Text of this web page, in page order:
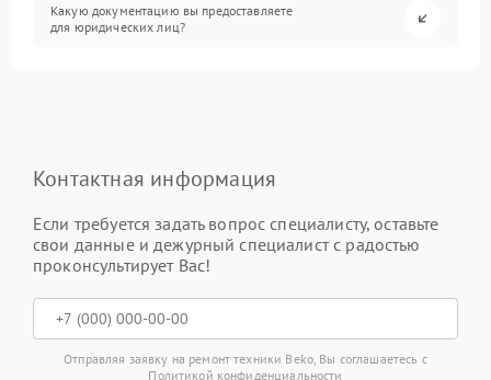
Какую документацию вы предоставляете
для юридических лиц?
Контактная информация
Если требуется задать вопрос специалисту, оставьте
свои данные и дежурный специалист с радостью
проконсультирует Вас!
Отправляя заявку на ремонт техники Beko, Вы соглашаетесь с
Политикой конфиденциальности